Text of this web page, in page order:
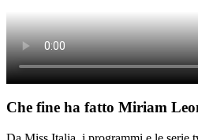
Che fine ha fatto Miriam